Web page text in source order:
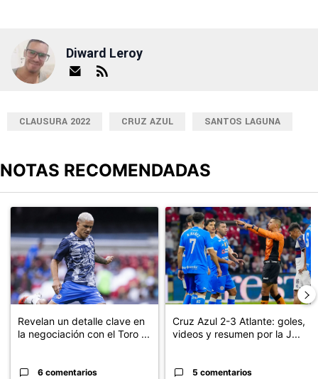
Diward Leroy
CLAUSURA 2022 CRUZ AZUL SANTOS LAGUNA
NOTAS RECOMENDADAS
Un artículo de tendencia con el título "Revelan un detalle clave
Revelan un detalle clave en
la negociación con el Toro ...
6 comentarios
Un artículo de tendencia con el
Cruz Azul 2-3 Atlante: goles,
videos y resumen por la J...
5 comentarios